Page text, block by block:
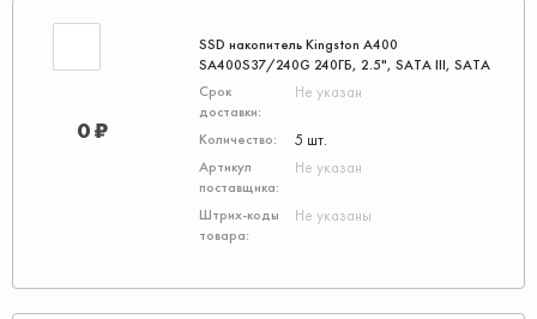
SSD накопитель Kingston A400
SA400S37/240G 240ГБ, 2.5", SATA III, SATA
Не указан
5 шт.
Не указан
Не указаны
0 ₽